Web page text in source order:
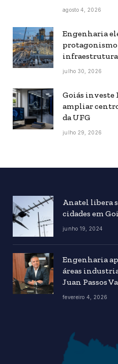
agosto 4, 2026
Engenharia
protagonismo
infraestrutura
julho 30, 2026
Goiás investe
ampliar
da UFG
julho 29, 2026
Anatel libera
cidades em
junho 19, 2024
Engenharia
áreas
Juan Passos
fevereiro 4, 2026